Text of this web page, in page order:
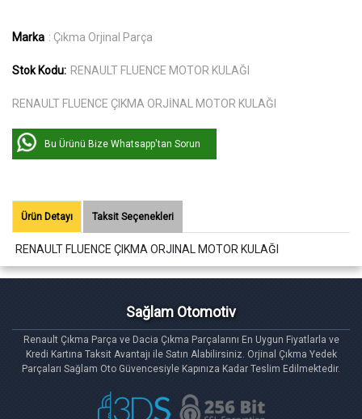
Marka : Çıkma Orjinal Parça
Stok Kodu: RENAULT FLUENCE MOTOR KULAĞI
RENAULT FLUENCE ÇIKMA ORJİNAL MOTOR KULAĞI
Bu Ürünü Bize Whatsapp'tan Sorun
Ürün Detayı Taksit Seçenekleri
RENAULT FLUENCE ÇIKMA ORJINAL MOTOR KULAĞI
Sağlam Otomotiv
Renault Çıkma Parça ve Dacia Çıkma Parçalarını En Uygun Fiyatlarla ve
Kredi Kartına Taksit Avantajı ile Satın Alabilirsiniz. Orjinal Çıkma Yedek
Parçaları Sağlam Oto Güvencesiyle Kapınıza Kadar Teslim Edilmektedir.